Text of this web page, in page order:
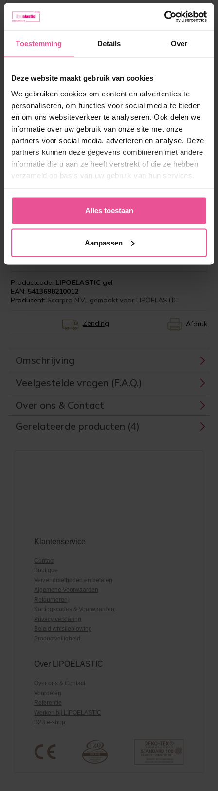
Toestemming Details Over
Deze website maakt gebruik van cookies
We gebruiken cookies om content en advertenties te
personaliseren, om functies voor social media te bieden
en om ons websiteverkeer te analyseren. Ook delen we
informatie over uw gebruik van onze site met onze
partners voor social media, adverteren en analyse. Deze
partners kunnen deze gegevens combineren met andere
informatie die u aan ze heeft verstrekt of die ze hebben
verzameld op basis van uw gebruik van hun services.
Alles toestaan
Aanpassen
24,90 €
- + In winkelmandje
“I encourage all my patients to look after the
silicone gel. We suggest you buy this at the same
time as your garment.”
Productcode: LIPOELASTIC gel
EAN: 5413698210012
Producent: Scarpro N.V., gemaakt voor LIPOELASTIC
Zending Afdruk
Omschrijving
Veelgestelde vragen (F.A.Q.)
Over ons & Contact
Gerelateerde producten (4)
Klantenservice
Contact
Boutique
Verzendmethoden en betalen
Algemene Voorwaarden
Retourneren
Kortingscodes & Voorwaarden
Privacy verklaring
Beleid whistleblowing
Productveiligheid
Over LIPOELASTIC
Over ons & Contact
Voordelen
Referentie
Werken bij LIPOELASTIC
B2B e-shop